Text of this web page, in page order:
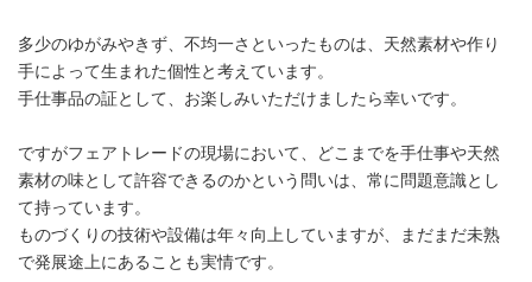
多少のゆがみやきず、不均一さといったものは、天然素材や作り
手によって生まれた個性と考えています。
手仕事品の証として、お楽しみいただけましたら幸いです。
ですがフェアトレードの現場において、どこまでを手仕事や天然
素材の味として許容できるのかという問いは、常に問題意識とし
て持っています。
ものづくりの技術や設備は年々向上していますが、まだまだ未熟
で発展途上にあることも実情です。